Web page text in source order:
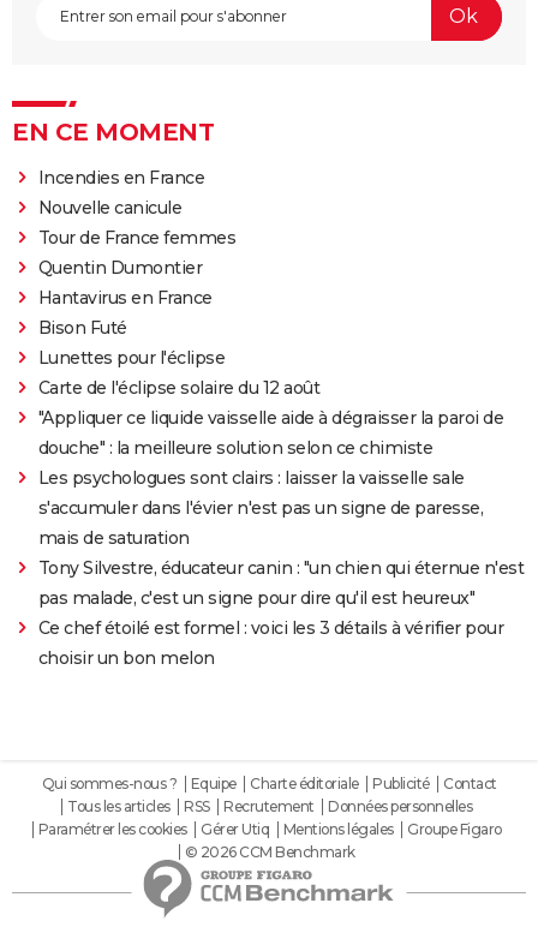
EN CE MOMENT
Incendies en France
Nouvelle canicule
Tour de France femmes
Quentin Dumontier
Hantavirus en France
Bison Futé
Lunettes pour l'éclipse
Carte de l'éclipse solaire du 12 août
"Appliquer ce liquide vaisselle aide à dégraisser la paroi de
douche" : la meilleure solution selon ce chimiste
Les psychologues sont clairs : laisser la vaisselle sale
s'accumuler dans l'évier n'est pas un signe de paresse,
mais de saturation
Tony Silvestre, éducateur canin : "un chien qui éternue n'est
pas malade, c'est un signe pour dire qu'il est heureux"
Ce chef étoilé est formel : voici les 3 détails à vérifier pour
choisir un bon melon
Qui sommes-nous ? Equipe Charte éditoriale Publicité
Contact
Tous les articles
RSS Recrutement
Données personnelles
Paramétrer les cookies
Gérer Utiq Mentions légales
Groupe Figaro
© 2026 CCM Benchmark